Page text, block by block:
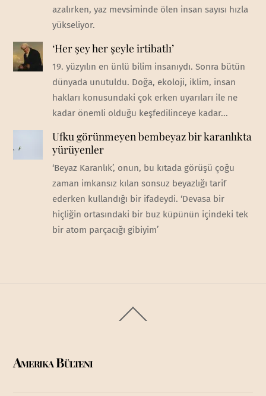
azalırken, yaz mevsiminde ölen insan sayısı hızla
yükseliyor.
‘Her şey her şeyle irtibatlı’
19. yüzyılın en ünlü bilim insanıydı. Sonra bütün
dünyada unutuldu. Doğa, ekoloji, iklim, insan
hakları konusundaki çok erken uyarıları ile ne
kadar önemli olduğu keşfedilinceye kadar...
Ufku görünmeyen bembeyaz bir karanlıkta
yürüyenler
‘Beyaz Karanlık’, onun, bu kıtada görüşü çoğu
zaman imkansız kılan sonsuz beyazlığı tarif
ederken kullandığı bir ifadeydi. ‘Devasa bir
hiçliğin ortasındaki bir buz küpünün içindeki tek
bir atom parçacığı gibiyim’
To
Amerika Bülteni